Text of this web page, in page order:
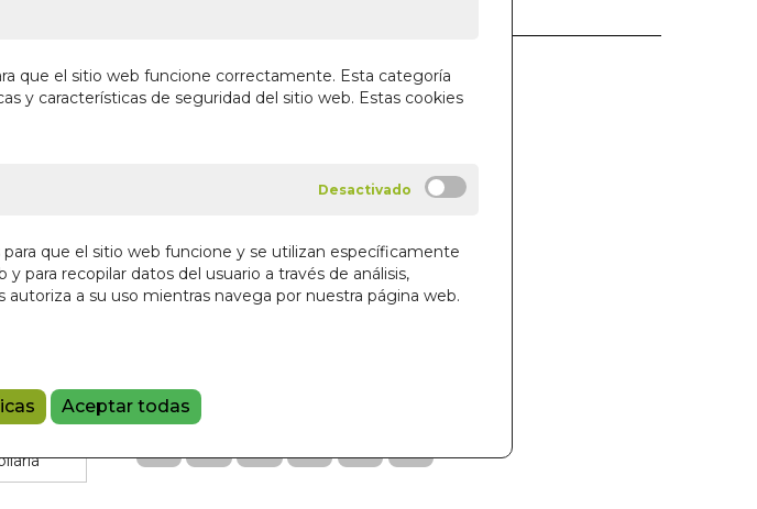
que el sitio web funcione correctamente. Esta categoría
y características de seguridad del sitio web. Estas cookies
que el sitio web funcione y se utilizan específicamente
para recopilar datos del usuario a través de análisis,
a su uso mientras navega por nuestra página web.
Aceptar todas
SABIDURIA PROFUNDA,
COMPASION INFINITA
31,00 €
Añadir a la cesta
Referencia: